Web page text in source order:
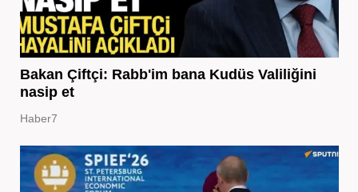
Bakan Çiftçi: Rabb'im bana Kudüs Valiliğini
nasip et
Haber7